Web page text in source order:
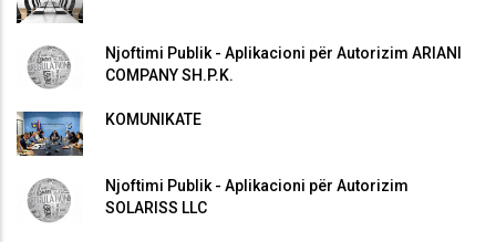
Njoftimi Publik - Aplikacioni për Autorizim ARIANI
COMPANY SH.P.K.
KOMUNIKATË
Njoftimi Publik - Aplikacioni për Autorizim
SOLARISS LLC